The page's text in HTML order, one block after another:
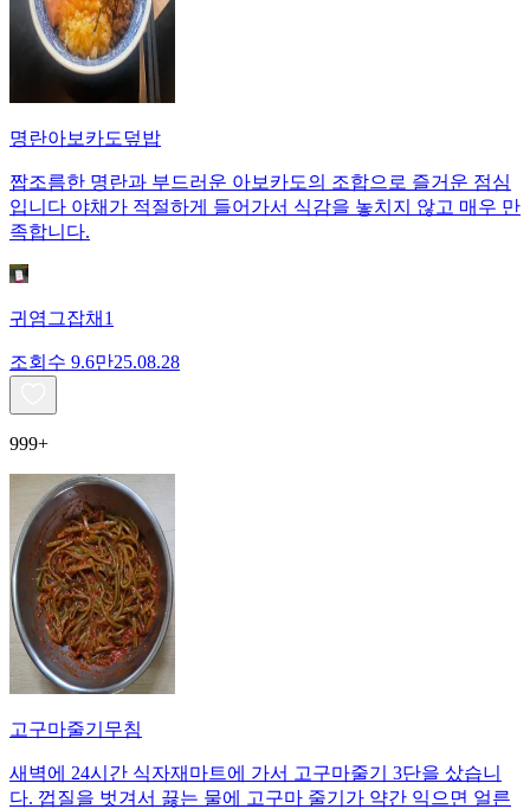
명란아보카도덮밥
짭조름한 명란과 부드러운 아보카도의 조합으로 즐거운 점심
입니다 야채가 적절하게 들어가서 식감을 놓치지 않고 매우 만
족합니다.
귀염그잡채1
조회수 9.6만25.08.28
999+
고구마줄기무침
새벽에 24시간 식자재마트에 가서 고구마줄기 3단을 샀습니
다. 껍질을 벗겨서 끓는 물에 고구마 줄기가 약간 익으면 얼른